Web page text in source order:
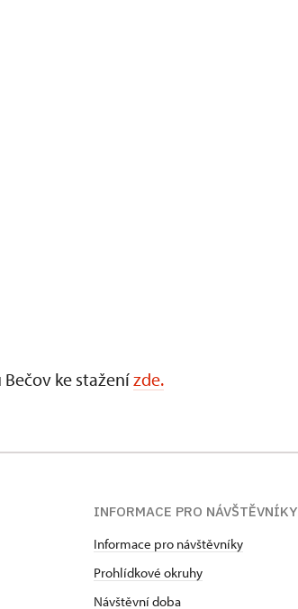
ke staženízde.
INFORMACE PRO NÁVŠTĚVNÍKY
Informace pro návštěvníky
Prohlídkové okruhy
Návštěvní doba